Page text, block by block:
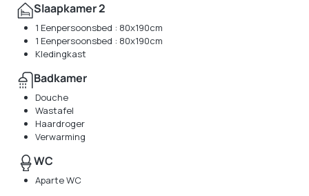
Slaapkamer 2
1 Eenpersoonsbed : 80x190cm
1 Eenpersoonsbed : 80x190cm
Kledingkast
Badkamer
Douche
Wastafel
Haardroger
Verwarming
WC
Aparte WC